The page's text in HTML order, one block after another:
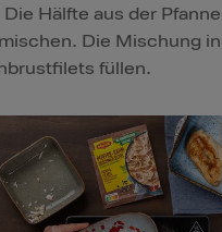
Hälfte aus der
Die Mischung
füllen.